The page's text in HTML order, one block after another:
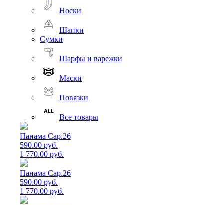
Носки
Шапки
Сумки
Шарфы и варежки
Маски
Повязки
Все товары
Панама Cap.26
590.00 руб.
1 770.00 руб.
Панама Cap.26
590.00 руб.
1 770.00 руб.